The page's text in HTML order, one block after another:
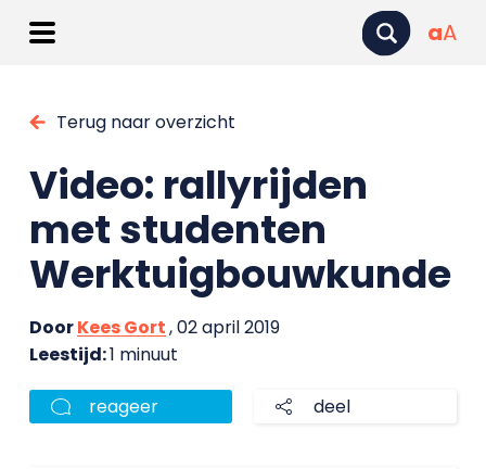
aA
Terug naar overzicht
Video: rallyrijden
met studenten
Werktuigbouwkunde
DoorKees Gort, 02 april 2019
Leestijd:1 minuut
reageer deel